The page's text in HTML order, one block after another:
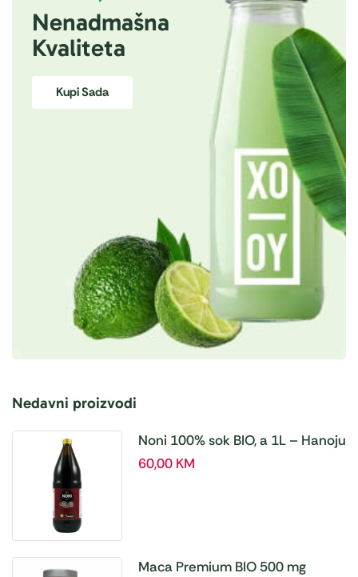
Nenadmašna
Kvaliteta
Kupi Sada
Nedavni proizvodi
Noni 100% sok BIO, a 1L – Hanoju
60,00 KM
Maca Premium BIO 500 mg